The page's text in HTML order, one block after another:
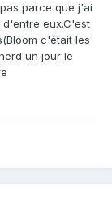
parce que j'ai
eux.C'est
c'était les
un jour le